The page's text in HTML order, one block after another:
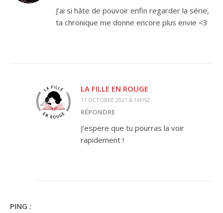
J’ai si hâte de pouvoir enfin regarder la série,
ta chronique me donne encore plus envie <3
LA FILLE EN ROUGE
17 OCTOBRE 2021 À 16H52
RÉPONDRE
J’espere que tu pourras la voir
rapidement !
PING :